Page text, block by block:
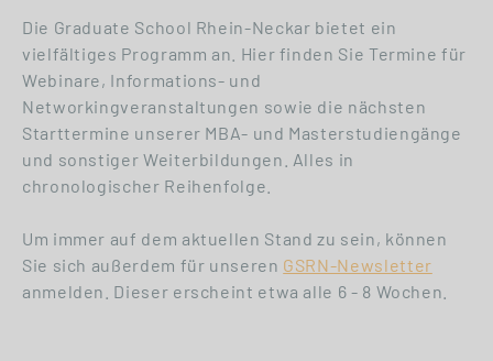
Die Graduate School Rhein-Neckar bietet ein
vielfältiges Programm an. Hier finden Sie Termine für
Webinare, Informations- und
Networkingveranstaltungen sowie die nächsten
Starttermine unserer MBA- und Masterstudiengänge
und sonstiger Weiterbildungen. Alles in
chronologischer Reihenfolge.
Um immer auf dem aktuellen Stand zu sein, können
Sie sich außerdem für unseren GSRN-Newsletter
anmelden. Dieser erscheint etwa alle 6 - 8 Wochen.